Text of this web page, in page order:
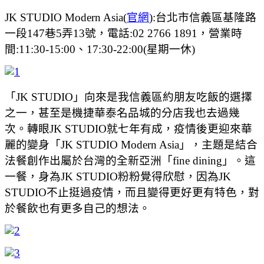
JK STUDIO Modern Asia(官網):台北市信義區基隆路
一段147巷5弄13號，電話:02 2766 1891，營業時
間:11:30-15:00、17:30-22:00(星期一休)
「JK STUDIO」向來是我信義區約朋友吃飯的選擇
之一，甚至是機捷華泰名品城的分店我也去過幾
次。轉眼JK STUDIO就七年有成，疫情後更迎來華
麗的變身「JK STUDIO Modern Asia」，主題是結合
法餐創作出屬於台灣的全新亞洲「fine dining」。這
一餐，身為JK STUDIO粉粉覺得欣慰，因為JK
STUDIO不止挺過疫情，而且變得更好更有特色，對
於餐飲也有更多自己的想法。